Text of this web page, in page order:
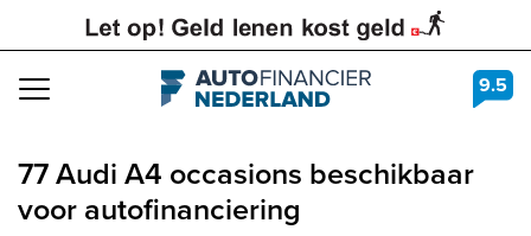
Navigation 9.5
77 Audi A4 occasions beschikbaar
voor autofinanciering